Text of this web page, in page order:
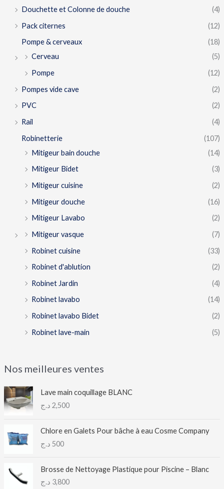
Douchette et Colonne de douche
(4)
Pack citernes
(12)
Pompe & cerveaux
(18)
Cerveau
(5)
Pompe
(12)
Pompes vide cave
(2)
PVC
(2)
Rail
(4)
Robinetterie
(107)
Mitigeur bain douche
(14)
Mitigeur Bidet
(3)
Mitigeur cuisine
(2)
Mitigeur douche
(16)
Mitigeur Lavabo
(2)
Mitigeur vasque
(7)
Robinet cuisine
(33)
Robinet d'ablution
(2)
Robinet Jardin
(4)
Robinet lavabo
(14)
Robinet lavabo Bidet
(2)
Robinet lave-main
(5)
Nos meilleures ventes
Lave main coquillage BLANC
2,500 د.ج
Chlore en Galets Pour bâche à eau Cosme Company
500 د.ج
Brosse de Nettoyage Plastique pour Piscine – Blanc
3,800 د.ج